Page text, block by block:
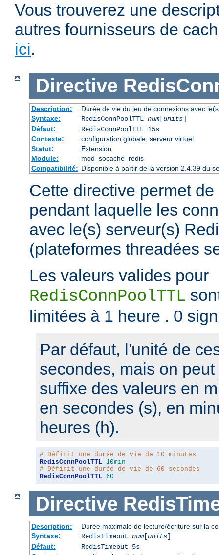
Vous trouverez une
autres fournisseurs de
ici.
Directive
Description:
Durée de vie du jeu de connexions avec
Syntaxe:
RedisConnPoolTTL num[units]
Défaut:
RedisConnPoolTTL 15s
Contexte:
configuration globale, serveur virtuel
Statut:
Extension
Module:
mod_socache_redis
Compatibilité: Disponible à partir de la version 2.4.39 du
Cette directive permet
pendant laquelle les
avec le(s) serveur(s)
(plateformes threadées
Les valeurs valides pour
RedisConnPoolTTL
limitées à 1 heure . 0
Par défaut, l'unité de
secondes, mais on
suffixe des valeurs en
en secondes (s), en
heures (h).
# Définit une durée de vie de 10 minutes
RedisConnPoolTTL 10min
# Définit une durée de vie de 60 secondes
RedisConnPoolTTL 60
Directive
Description:
Durée maximale de lecture/écriture sur la
Syntaxe:
RedisTimeout num[units]
Défaut:
RedisTimeout 5s